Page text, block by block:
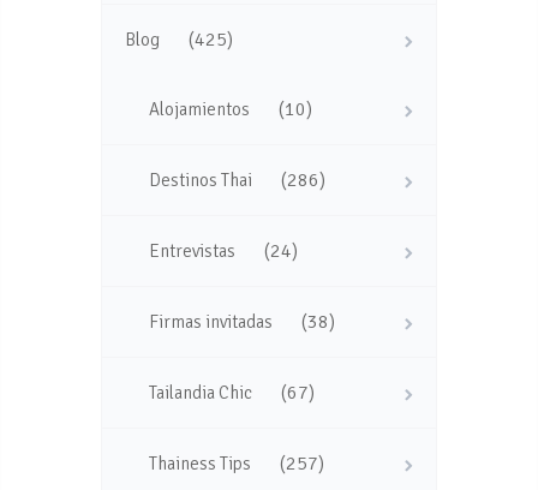
Blog (425)
Alojamientos (10)
Destinos Thai (286)
Entrevistas (24)
Firmas invitadas (38)
Tailandia Chic (67)
Thainess Tips (257)